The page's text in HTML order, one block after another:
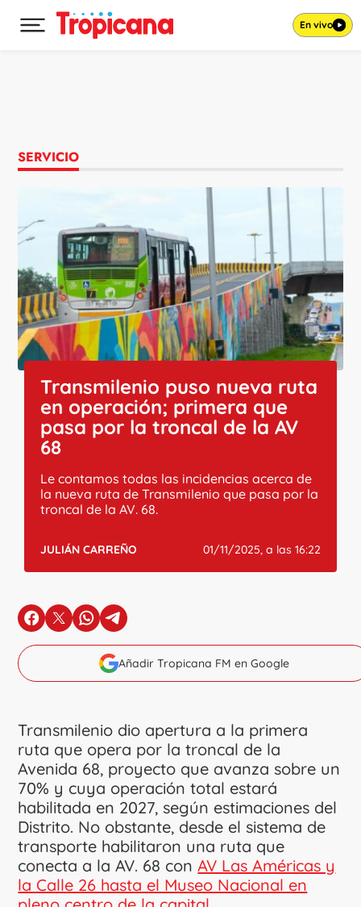
Desplegar menú principal En vivo
SERVICIO
Transmilenio puso nueva ruta
en operación; primera que
pasa por la troncal de la AV
68
Le contamos todas las incidencias acerca de
la nueva ruta de Transmilenio que pasa por la
troncal de la AV. 68.
JULIÁN CARREÑO 01/11/2025, a las 16:22
en Facebook
en Xen Whatsapp
en Telegram
Añadir Tropicana FM en Google
Transmilenio dio apertura a la primera
ruta que opera por la troncal de la
Avenida 68, proyecto que avanza sobre un
70% y cuya operación total estará
habilitada en 2027, según estimaciones del
Distrito. No obstante, desde el sistema de
transporte habilitaron una ruta que
conecta a la AV. 68 conAV Las Américas y
la Calle 26 hasta el Museo Nacional en